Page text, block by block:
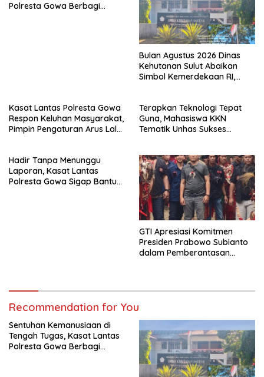
Polresta Gowa Berbagi
Bulan Agustus 2026 Dinas
Kehutanan Sulut Abaikan
Simbol Kemerdekaan RI,
Kasat Lantas Polresta Gowa
Respon Keluhan Masyarakat,
Pimpin Pengaturan Arus Lalu
Terapkan Teknologi Tepat
Guna, Mahasiswa KKN
Tematik Unhas Sukses
Jadi Pupuk Cair
Hadir Tanpa Menunggu
Laporan, Kasat Lantas
Polresta Gowa Sigap Bantu
GTI Apresiasi Komitmen
Presiden Prabowo Subianto
dalam Pemberantasan
Recommendation for You
Sentuhan Kemanusiaan di
Tengah Tugas, Kasat Lantas
Polresta Gowa Berbagi